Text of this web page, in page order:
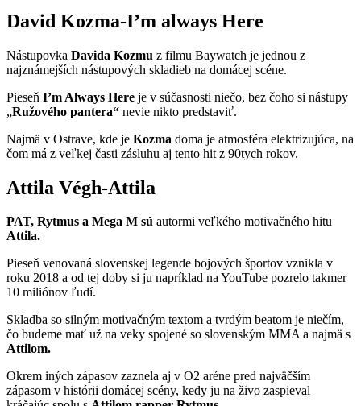
David Kozma-I’m always Here
Nástupovka Davida Kozmu z filmu Baywatch je jednou z
najznámejších nástupových skladieb na domácej scéne.
Pieseň I’m Always Here je v súčasnosti niečo, bez čoho si nástupy
„Ružového pantera“ nevie nikto predstaviť.
Najmä v Ostrave, kde je Kozma doma je atmosféra elektrizujúca, na
čom má z veľkej časti zásluhu aj tento hit z 90tych rokov.
Attila Végh-Attila
PAT, Rytmus a Mega M sú autormi veľkého motivačného hitu
Attila.
Pieseň venovaná slovenskej legende bojových športov vznikla v
roku 2018 a od tej doby si ju napríklad na YouTube pozrelo takmer
10 miliónov ľudí.
Skladba so silným motivačným textom a tvrdým beatom je niečím,
čo budeme mať už na veky spojené so slovenským MMA a najmä s
Attilom.
Okrem iných zápasov zaznela aj v O2 aréne pred najväčším
zápasom v histórii domácej scény, kedy ju na živo zaspieval